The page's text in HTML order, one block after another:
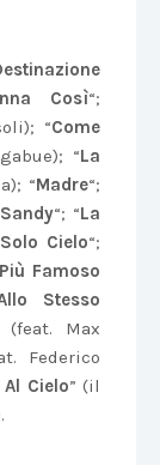
Così“;
“Come
“La
“Madre“;
“; “La
Solo Cielo“;
Più Famoso
Stesso
(feat. Max
Federico
Cielo” (il